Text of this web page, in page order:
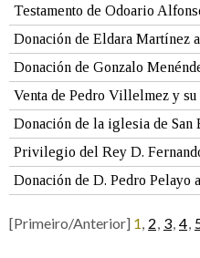
Testamento de Odoario
Donación de Eldara Martínez
Donación de Gonzalo
Venta de Pedro Villelmez y
Donación de la iglesia de San
Privilegio del Rey D.
Donación de D. Pedro Pelayo
[Primeiro/Anterior] 1, 2, 3, 4,